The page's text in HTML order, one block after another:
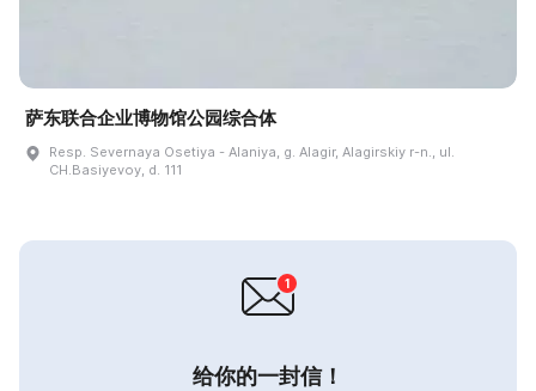
萨东联合企业博物馆公园综合体
Resp. Severnaya Osetiya - Alaniya, g. Alagir, Alagirskiy r-n., ul.
CH.Basiyevoy, d. 111
给你的一封信！